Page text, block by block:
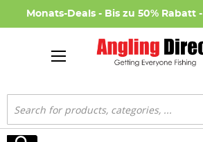
Monats-Deals - Bis zu 50% Rabatt -
Suche